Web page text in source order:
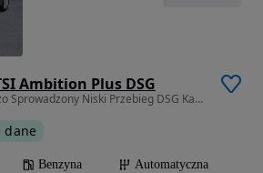
Ambition Plus DSG
999 cm3 • 95 KM • Świeżo Sprowadzony Niski Przebieg DSG Kamera FULL Opcja
dane
Benzyna
Automatyczna